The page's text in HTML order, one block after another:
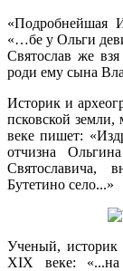
«Подробнейшая
«…бе у Ольги
Святослав же
роди ему сына
Историк и
псковской
веке пишет:
отчизна
Святославича,
Бутетино село...»
Ученый,
XIX веке: